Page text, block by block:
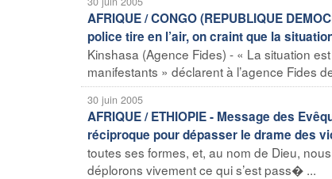
AFRIQUE / CONGO (REPUBLIQUE
police tire en l’air, on craint que la
Kinshasa (Agence Fides) - « La situation
manifestants » déclarent à l’agence Fides
30 juin 2005
AFRIQUE / ETHIOPIE - Message des
réciproque pour dépasser le drame des
toutes ses formes, et, au nom de Dieu,
déplorons vivement ce qui s’est pass� ...